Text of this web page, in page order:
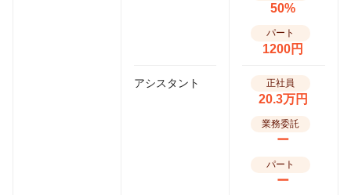
50%
パート
1200円
アシスタント 正社員
20.3万円
業務委託
ー
パート
ー